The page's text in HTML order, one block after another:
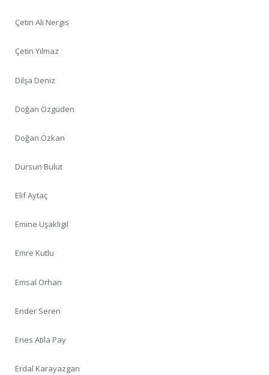
Çetin Ali Nergis
Çetin Yılmaz
Dilşa Deniz
Doğan Özgüden
Doğan Özkan
Dursun Bulut
Elif Aytaç
Emine Uşaklıgil
Emre Kutlu
Emsal Orhan
Ender Seren
Enes Atila Pay
Erdal Karayazgan